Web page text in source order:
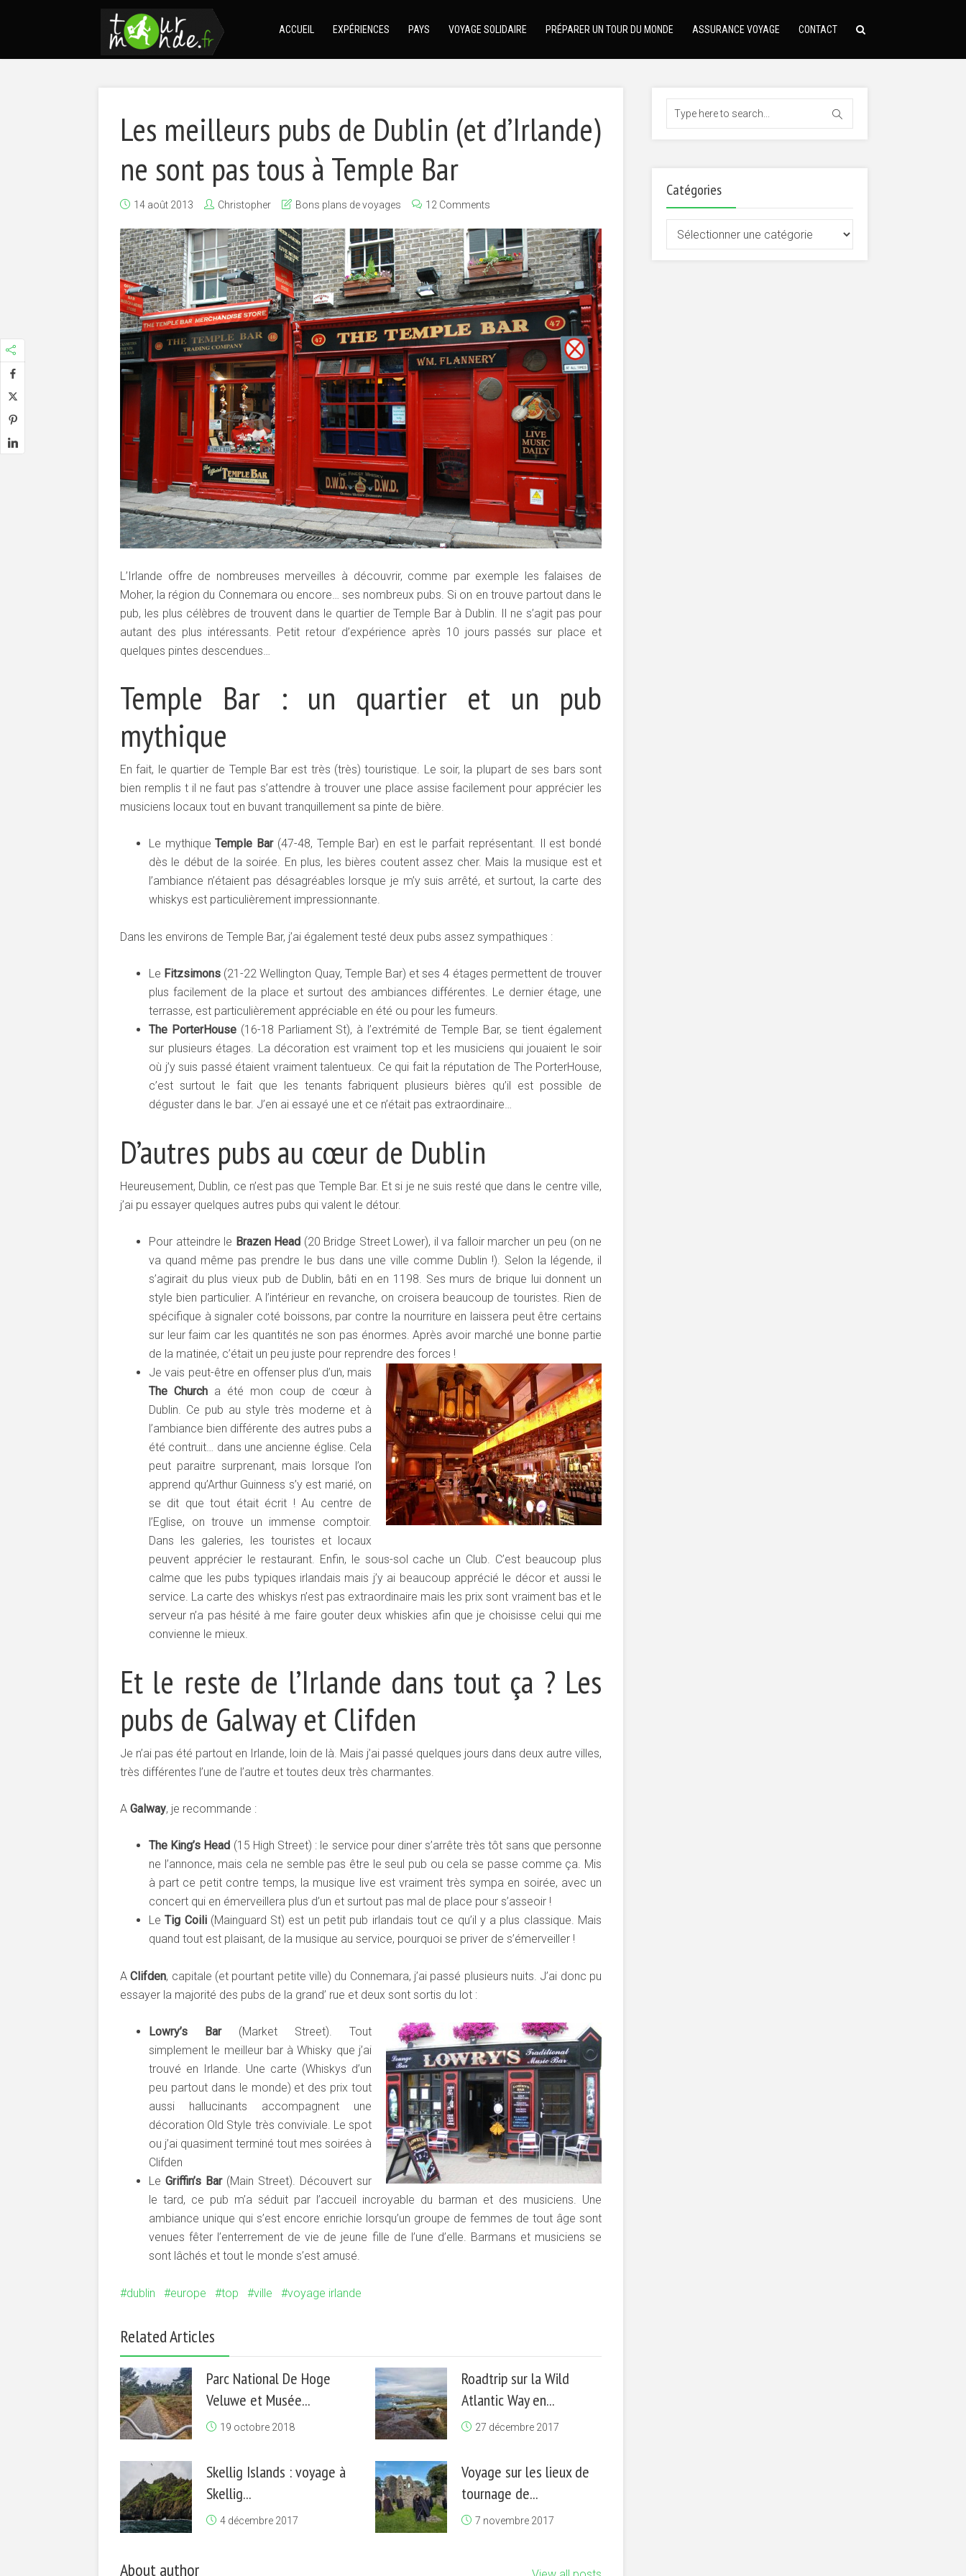
ACCUEIL EXPÉRIENCES PAYS VOYAGE SOLIDAIRE PRÉPARER UN TOUR DU MONDE ASSURANCE VOYAGE CONTACT
Les meilleurs pubs de Dublin (et d’Irlande)
ne sont pas tous à Temple Bar
14 août 2013 Christopher Bons plans de voyages 12 Comments
L’Irlande offre de nombreuses merveilles à découvrir, comme par exemple les falaises de
Moher, la région du Connemara ou encore… ses nombreux pubs. Si on en trouve partout dans le
pub, les plus célèbres de trouvent dans le quartier de Temple Bar à Dublin. Il ne s’agit pas pour
autant des plus intéressants. Petit retour d’expérience après 10 jours passés sur place et
quelques pintes descendues…
Temple Bar : un quartier et un pub
mythique
En fait, le quartier de Temple Bar est très (très) touristique. Le soir, la plupart de ses bars sont
bien remplis t il ne faut pas s’attendre à trouver une place assise facilement pour apprécier les
musiciens locaux tout en buvant tranquillement sa pinte de bière.
Le mythiqueTemple Bar(47-48, Temple Bar) en est le parfait représentant. Il est bondé
dès le début de la soirée. En plus, les bières coutent assez cher. Mais la musique est et
l’ambiance n’étaient pas désagréables lorsque je m’y suis arrêté, et surtout, la carte des
whiskys est particulièrement impressionnante.
Dans les environs de Temple Bar, j’ai également testé deux pubs assez sympathiques :
Le Fitzsimons (21-22 Wellington Quay, Temple Bar) et ses 4 étages permettent de trouver
plus facilement de la place et surtout des ambiances différentes. Le dernier étage, une
terrasse, est particulièrement appréciable en été ou pour les fumeurs.
The PorterHouse(16-18 Parliament St), à l’extrémité de Temple Bar, se tient également
sur plusieurs étages. La décoration est vraiment top et les musiciens qui jouaient le soir
où j’y suis passé étaient vraiment talentueux. Ce qui fait la réputation de The PorterHouse,
c’est surtout le fait que les tenants fabriquent plusieurs bières qu’il est possible de
déguster dans le bar. J’en ai essayé une et ce n’était pas extraordinaire…
D’autres pubs au cœur de Dublin
Heureusement, Dublin, ce n’est pas que Temple Bar. Et si je ne suis resté que dans le centre ville,
j’ai pu essayer quelques autres pubs qui valent le détour.
Pour atteindre le Brazen Head (20 Bridge Street Lower), il va falloir marcher un peu (on ne
va quand même pas prendre le bus dans une ville comme Dublin !). Selon la légende, il
s’agirait du plus vieux pub de Dublin, bâti en en 1198. Ses murs de brique lui donnent un
style bien particulier. A l’intérieur en revanche, on croisera beaucoup de touristes. Rien de
spécifique à signaler coté boissons, par contre la nourriture en laissera peut être certains
sur leur faim car les quantités ne son pas énormes. Après avoir marché une bonne partie
de la matinée, c’était un peu juste pour reprendre des forces !
Je vais peut-être en offenser plus d’un, mais
The Church a été mon coup de cœur à
Dublin. Ce pub au style très moderne et à
l’ambiance bien différente des autres pubs a
été contruit… dans une ancienne église. Cela
peut paraitre surprenant, mais lorsque l’on
apprend qu’Arthur Guinness s’y est marié, on
se dit que tout était écrit ! Au centre de
l’Eglise, on trouve un immense comptoir.
Dans les galeries, les touristes et locaux
peuvent apprécier le restaurant. Enfin, le sous-sol cache un Club. C’est beaucoup plus
calme que les pubs typiques irlandais mais j’y ai beaucoup apprécié le décor et aussi le
service. La carte des whiskys n’est pas extraordinaire mais les prix sont vraiment bas et le
serveur n’a pas hésité à me faire gouter deux whiskies afin que je choisisse celui qui me
convienne le mieux.
Et le reste de l’Irlande dans tout ça ? Les
pubs de Galway et Clifden
Je n’ai pas été partout en Irlande, loin de là. Mais j’ai passé quelques jours dans deux autre villes,
très différentes l’une de l’autre et toutes deux très charmantes.
A Galway, je recommande :
The King’s Head (15 High Street) : le service pour diner s’arrête très tôt sans que personne
ne l’annonce, mais cela ne semble pas être le seul pub ou cela se passe comme ça. Mis
à part ce petit contre temps, la musique live est vraiment très sympa en soirée, avec un
concert qui en émerveillera plus d’un et surtout pas mal de place pour s’asseoir !
LeTig Coili(Mainguard St) est un petit pub irlandais tout ce qu’il y a plus classique. Mais
quand tout est plaisant, de la musique au service, pourquoi se priver de s’émerveiller !
AClifden, capitale (et pourtant petite ville) du Connemara, j’ai passé plusieurs nuits. J’ai donc pu
essayer la majorité des pubs de la grand’ rue et deux sont sortis du lot :
Lowry’s Bar(Market Street). Tout
simplement le meilleur bar à Whisky que j’ai
trouvé en Irlande. Une carte (Whiskys d’un
peu partout dans le monde) et des prix tout
aussi hallucinants accompagnent une
décoration Old Style très conviviale. Le spot
ou j’ai quasiment terminé tout mes soirées à
Clifden
Le Griffin’s Bar(Main Street). Découvert sur
le tard, ce pub m’a séduit par l’accueil incroyable du barman et des musiciens. Une
ambiance unique qui s’est encore enrichie lorsqu’un groupe de femmes de tout âge sont
venues fêter l’enterrement de vie de jeune fille de l’une d’elle. Barmans et musiciens se
sont lâchés et tout le monde s’est amusé.
dublin europe top ville voyage irlande
Related Articles
Parc National De Hoge
Veluwe et Musée...
19 octobre 2018
Roadtrip sur la Wild
Atlantic Way en...
27 décembre 2017
Skellig Islands : voyage à
Skellig...
4 décembre 2017
Voyage sur les lieux de
tournage de...
7 novembre 2017
About author
Catégories